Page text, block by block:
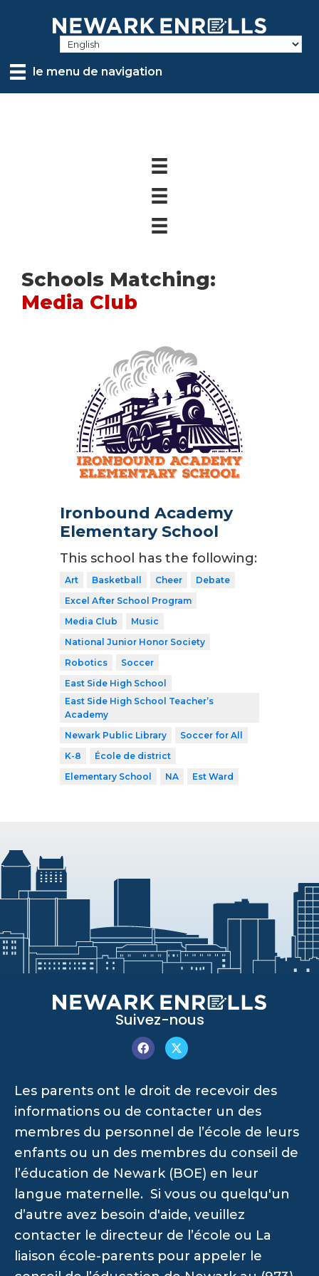
contentle menu de navigation
Schools Matching:
Media Club
Ironbound Academy
Elementary School
This school has the following:
Art Basketball Cheer
Debate
Excel After School Program
Media Club
Music
National Junior Honor Society
Robotics
Soccer
East Side High School
East Side High School Teacher’s
Academy
Newark Public Library
Soccer for All
K-8
École de district
Elementary School
NA Est Ward
Suivez-nous
Les parents ont le droit de recevoir des
informations ou de contacter un des
membres du personnel de l’école de leurs
enfants ou un des membres du conseil de
l’éducation de Newark (BOE) en leur
langue maternelle. Si vous ou quelqu'un
d’autre avez besoin d'aide, veuillez
contacter le directeur de l’école ou La
liaison école-parents pour appeler le